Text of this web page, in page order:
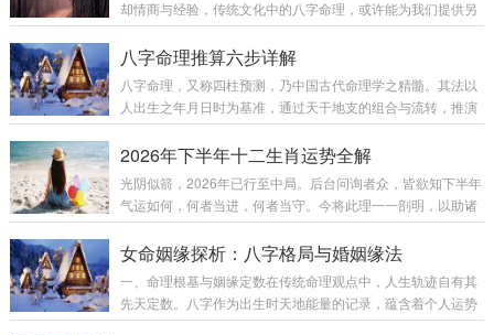
寅木为甲木之临官禄地。根基深扎，生命力极强，故称“坐禄通
立精神，不喜依附他人。行事果决，能在事业上独...
却情商与经验，传统文化中的八字命理，或许能为我们提供另
一种理解职场人际关系的视角。第一章：为什么有些人总能巧
妙避开职场陷阱？仔细观察，身边总有这样一类人：工作量不
经心，实则每一步都踩在安全线上。命理学中，这类人往往八
字偏阴。偏阴并非“阴险”，而是指命格中阴性气场较重，带来
阳，但年、月、时三柱皆阴。表面温和文静，实则内...
八字命理推算六步详解
八字命理，又称四柱预测，乃中国古代命理学之精髓。其法以
人出生之年月日时为基准，通过天干地支的组合与流转，推演
其一生的吉凶祸福。以下六步，构成八字命理推算之完整框
架。第一步：排八字（立基）排八字，为命理推算之起点。将
每柱一干一支，合称“八字”。四柱主应年柱祖辈根基，家族渊
源月柱父母兄弟，成长环境日柱自身核心，命主本体时柱晚年
架。八字排出后，此后一切分析皆以此为根基，故排盘...
2026年下半年十二生肖运势全解
光阴似箭，2026年已行至中局。后台问询者众，皆欲知下半年
气运如何，何者当进，何者当守。今将此理一一剖明，以助诸
位观势而行。第一章：下半年整体气运总纲2026年为丙午年
（火马），下半年气运关键词为：转机、突破、变数。月份农
顺势而为8月未月★★★★ 稳定财运积累，宜稳扎稳打9月申月
★★★★★ 爆发金水相生，财运之高峰10月酉月★★★★ 收
女命姻缘探析：八字格局与婚姻缘法
一、命理根基与姻缘定数在传统命理观点中，人生轨迹自有其
先天定数。八字作为出生时天地能量的记录，蕴含着个人运势
的密码。所谓“姻缘天定”，即指每个人命局中早已隐含婚姻的